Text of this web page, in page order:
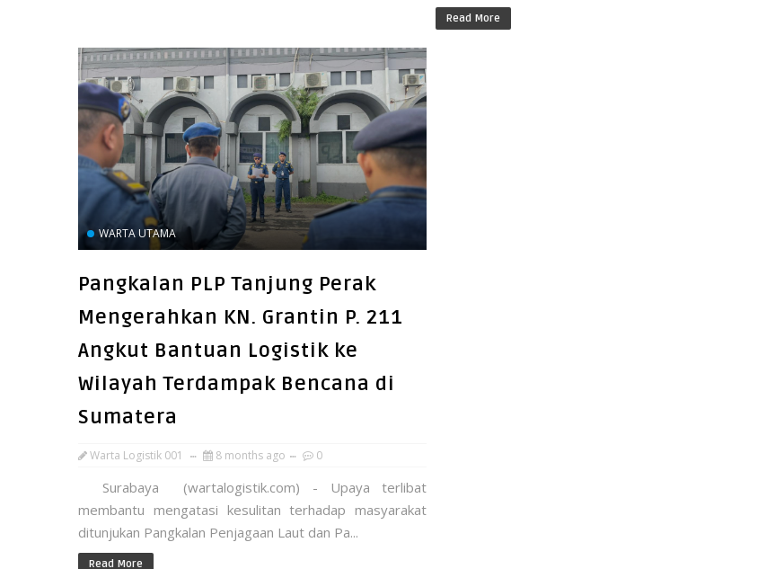
Read More
WARTA UTAMA
Pangkalan PLP Tanjung Perak
Mengerahkan KN. Grantin P. 211
Angkut Bantuan Logistik ke
Wilayah Terdampak Bencana di
Sumatera
Warta Logistik 001 8 months ago 0
Surabaya (wartalogistik.com) - Upaya terlibat
membantu mengatasi kesulitan terhadap masyarakat
ditunjukan Pangkalan Penjagaan Laut dan Pa...
Read More